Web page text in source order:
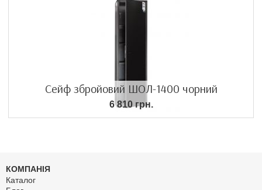
Сейф збройовий ШОЛ-1400 чорний
6 810 грн.
КОМПАНІЯ
Каталог